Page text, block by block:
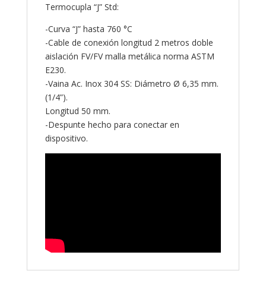
Termocupla “J” Std:
-Curva “J” hasta 760 °C
-Cable de conexión longitud 2 metros doble
aislación FV/FV malla metálica norma ASTM
E230.
-Vaina Ac. Inox 304 SS: Diámetro Ø 6,35 mm.
(1/4”).
Longitud 50 mm.
-Despunte hecho para conectar en
dispositivo.